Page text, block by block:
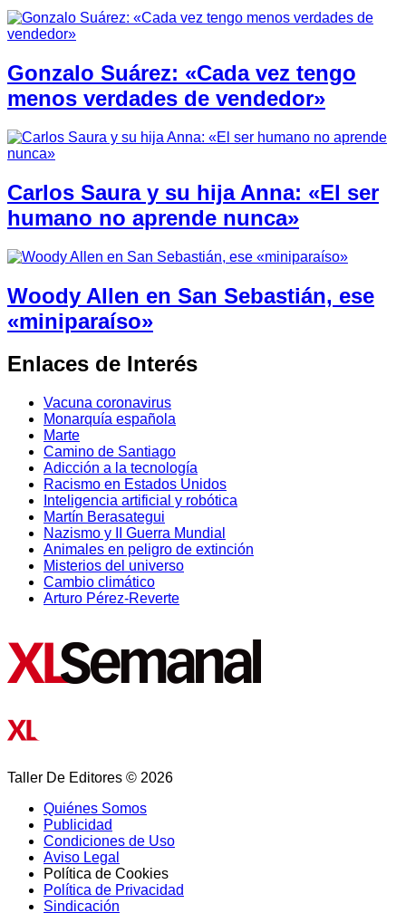
Gonzalo Suárez: «Cada vez tengo
menos verdades de vendedor»
Carlos Saura y su hija Anna: «El ser
humano no aprende nunca»
Woody Allen en San Sebastián, ese
«miniparaíso»
Enlaces de Interés
Vacuna coronavirus
Monarquía española
Marte
Camino de Santiago
Adicción a la tecnología
Racismo en Estados Unidos
Inteligencia artificial y robótica
Martín Berasategui
Nazismo y II Guerra Mundial
Animales en peligro de extinción
Misterios del universo
Cambio climático
Arturo Pérez-Reverte
Taller De Editores © 2026
Quiénes Somos
Publicidad
Condiciones de Uso
Aviso Legal
Política de Cookies
Política de Privacidad
Sindicación